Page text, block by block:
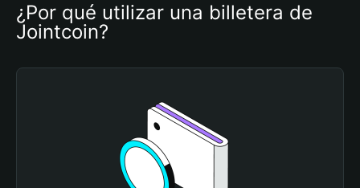
¿Por qué utilizar una billetera de
Jointcoin?